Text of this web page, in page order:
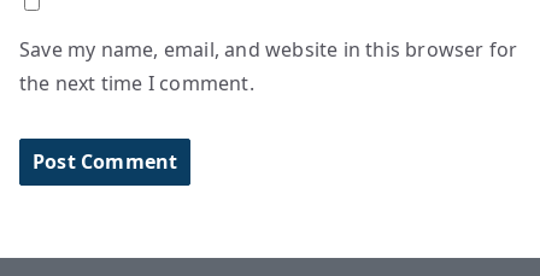
Save my name, email, and website in this browser for
the next time I comment.